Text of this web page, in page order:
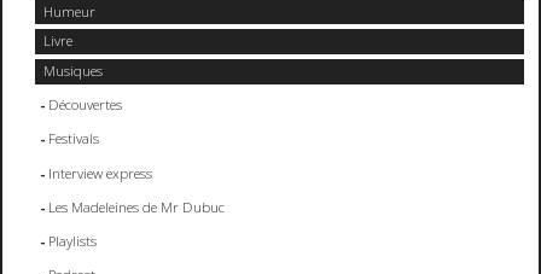
Humeur
Livre
Musiques
Découvertes
Festivals
Interview express
Les Madeleines de Mr Dubuc
Playlists